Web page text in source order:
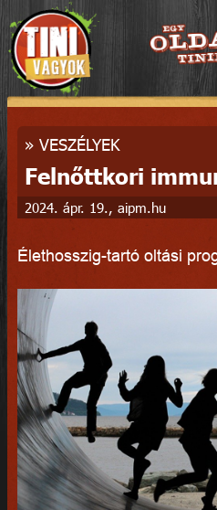
» VESZÉLYEK
Felnőttkori
2024. ápr. 19., aipm.hu
Élethosszig-tartó oltási